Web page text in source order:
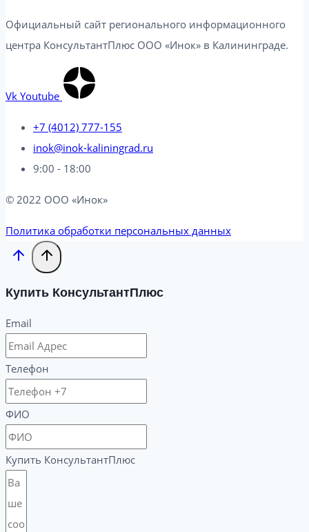
Официальный сайт регионального информационного
центра КонсультантПлюс ООО «Инок» в Калининграде​.
Vk Youtube
+7 (4012) 777-155
inok@inok-kaliningrad.ru
9:00 - 18:00
© 2022 ООО «Инок»
Политика обработки персональных данных
Купить КонсультантПлюс
Email
Телефон
ФИО
Купить КонсультантПлюс